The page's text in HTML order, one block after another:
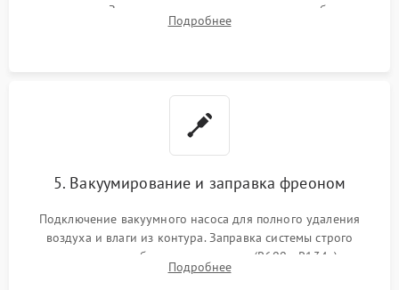
осушителя. Замена изношенных вентиляторов обдува,
сломанных заслонок или поврежденных дверных петель.
Подробнее
5. Вакуумирование и заправка фреоном
Подключение вакуумного насоса для полного удаления
воздуха и влаги из контура. Заправка системы строго
дозированным объемом хладагента (R600a, R134a) по
электронным весам. Контроль рабочего давления в системе.
Подробнее